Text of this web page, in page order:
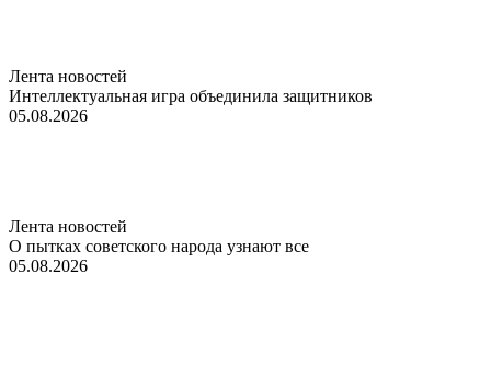
Лента новостей
Интеллектуальная игра объединила защитников
05.08.2026
Лента новостей
О пытках советского народа узнают все
05.08.2026